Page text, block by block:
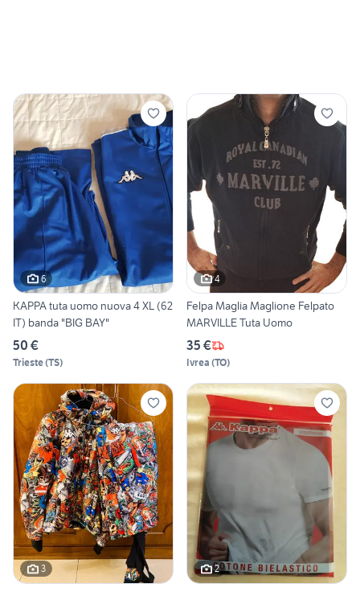
6
KAPPA tuta uomo nuova 4 XL (62
IT) banda "BIG BAY"
50 €
Trieste(TS)
4
Felpa Maglia Maglione Felpato
MARVILLE Tuta Uomo
35 €
Ivrea (TO)
3 2